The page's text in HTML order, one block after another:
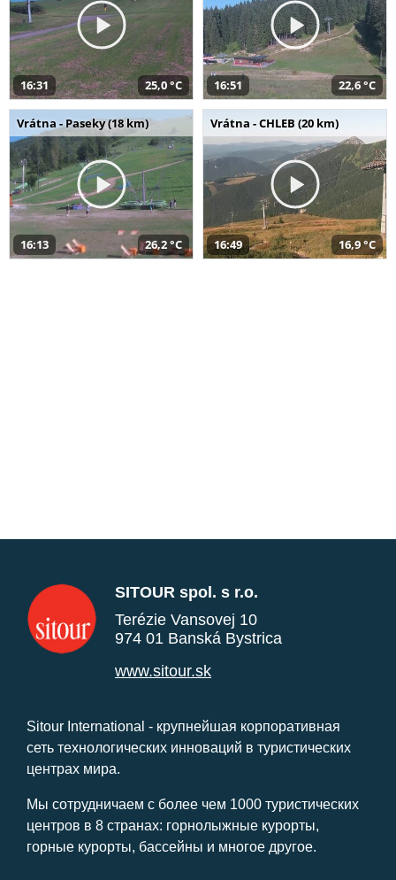
16:31 25,0 °C 16:51 22,6 °C
Vrátna - Paseky (18 km)
16:13 26,2 °C
Vrátna - CHLEB (20 km)
16:49 16,9 °C
SITOUR spol. s r.o.
Terézie Vansovej 10
974 01 Banská Bystrica
www.sitour.sk
Sitour International - крупнейшая корпоративная
сеть технологических инноваций в туристических
центрах мира.
Мы сотрудничаем с более чем 1000 туристических
центров в 8 странах: горнолыжные курорты,
горные курорты, бассейны и многое другое.